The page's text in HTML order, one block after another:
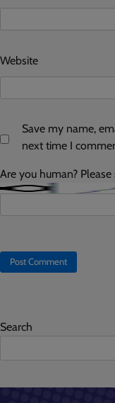
Website
Save my name,
next time I
Are you human? Please
Search